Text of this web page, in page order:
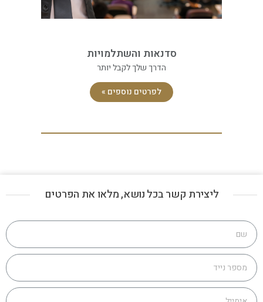
סדנאות והשתלמויות
הדרך שלך לקבל יותר
לפרטים נוספים »
ליצירת קשר בכל נושא, מלאו את הפרטים